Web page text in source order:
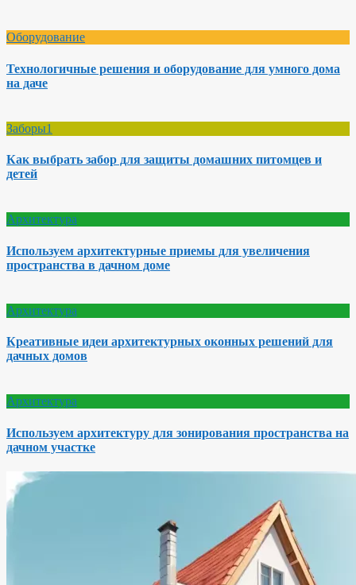
Оборудование
Технологичные решения и оборудование для умного дома
на даче
Заборы1
Как выбрать забор для защиты домашних питомцев и
детей
Архитектура
Используем архитектурные приемы для увеличения
пространства в дачном доме
Архитектура
Креативные идеи архитектурных оконных решений для
дачных домов
Архитектура
Используем архитектуру для зонирования пространства на
дачном участке